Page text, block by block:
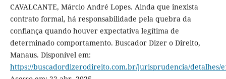
CAVALCANTE, Márcio André Lopes. Ainda que inexista
contrato formal, há responsabilidade pela quebra da
confiança quando houver expectativa legítima de
determinado comportamento. Buscador Dizer o Direito,
Manaus. Disponível em:
https://buscadordizerodireito.com.br/jurisprudencia/detalhes/